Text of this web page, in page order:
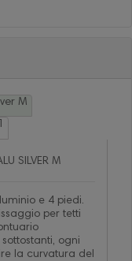
M
SILVER M
e 4 piedi.
per tetti
ogni
la curvatura del